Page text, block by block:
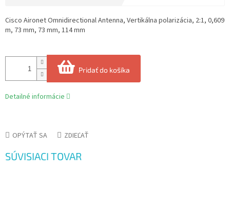
cena:
Pridať do košíka
Cisco Aironet Omnidirectional Antenna, Vertikálna polarizácia, 2:1, 0,609
m, 73 mm, 73 mm, 114 mm
Detailné informácie
OPÝTAŤ SA ZDIEĽAŤ
SÚVISIACI TOVAR